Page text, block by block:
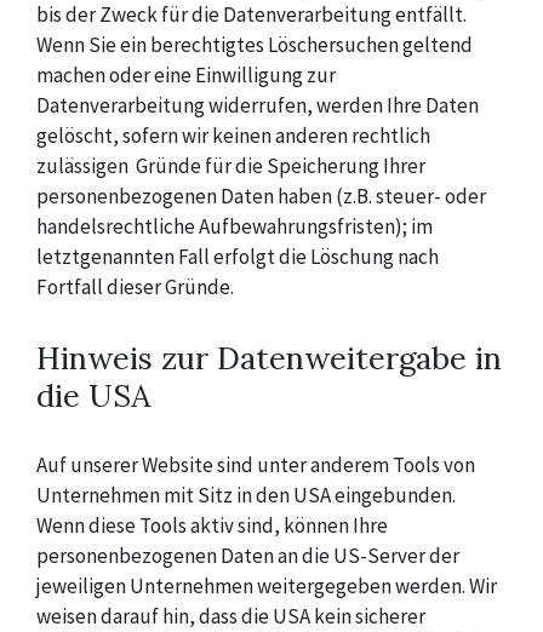
bis der Zweck für die Datenverarbeitung entfällt.
Wenn Sie ein berechtigtes Löschersuchen geltend
machen oder eine Einwilligung zur
Datenverarbeitung widerrufen, werden Ihre Daten
gelöscht, sofern wir keinen anderen rechtlich
zulässigen Gründe für die Speicherung Ihrer
personenbezogenen Daten haben (z.B. steuer- oder
handelsrechtliche Aufbewahrungsfristen); im
letztgenannten Fall erfolgt die Löschung nach
Fortfall dieser Gründe.
Hinweis zur Datenweitergabe in
die USA
Auf unserer Website sind unter anderem Tools von
Unternehmen mit Sitz in den USA eingebunden.
Wenn diese Tools aktiv sind, können Ihre
personenbezogenen Daten an die US-Server der
jeweiligen Unternehmen weitergegeben werden. Wir
weisen darauf hin, dass die USA kein sicherer